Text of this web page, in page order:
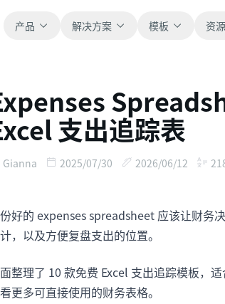
产品 解决方案 模板
全部
浏览全部可直接使用的表格模板。
财务
运营
用于跟踪流程、协作、计划与执行。
销售
支持销售管道、目标、预测和营收跟
资源
博客
获取产品更新、案例
新手指南
帮助文档
查看产品文档、配置和
提示词库
用于分析、报表和清
支出追踪表
Gianna 2025/07/30 2026/06/12
好的 expenses spreadsheet 应该让财务
，以及方便复盘支出的位置。
整理了 10 款免费 Excel 支出追踪模板，
更多可直接使用的财务表格。